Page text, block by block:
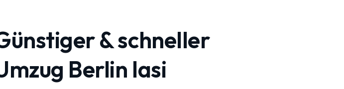
& schneller
Berlin Iasi